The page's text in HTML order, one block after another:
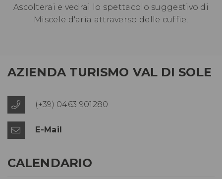
Ascolterai e vedrai lo spettacolo suggestivo di
Miscele d'aria attraverso delle cuffie.
AZIENDA TURISMO VAL DI SOLE
(+39) 0463 901280
E-Mail
CALENDARIO